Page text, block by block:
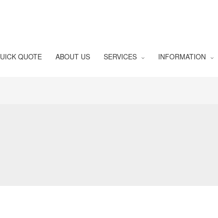
QUOTE ABOUT US SERVICES INFORMATION